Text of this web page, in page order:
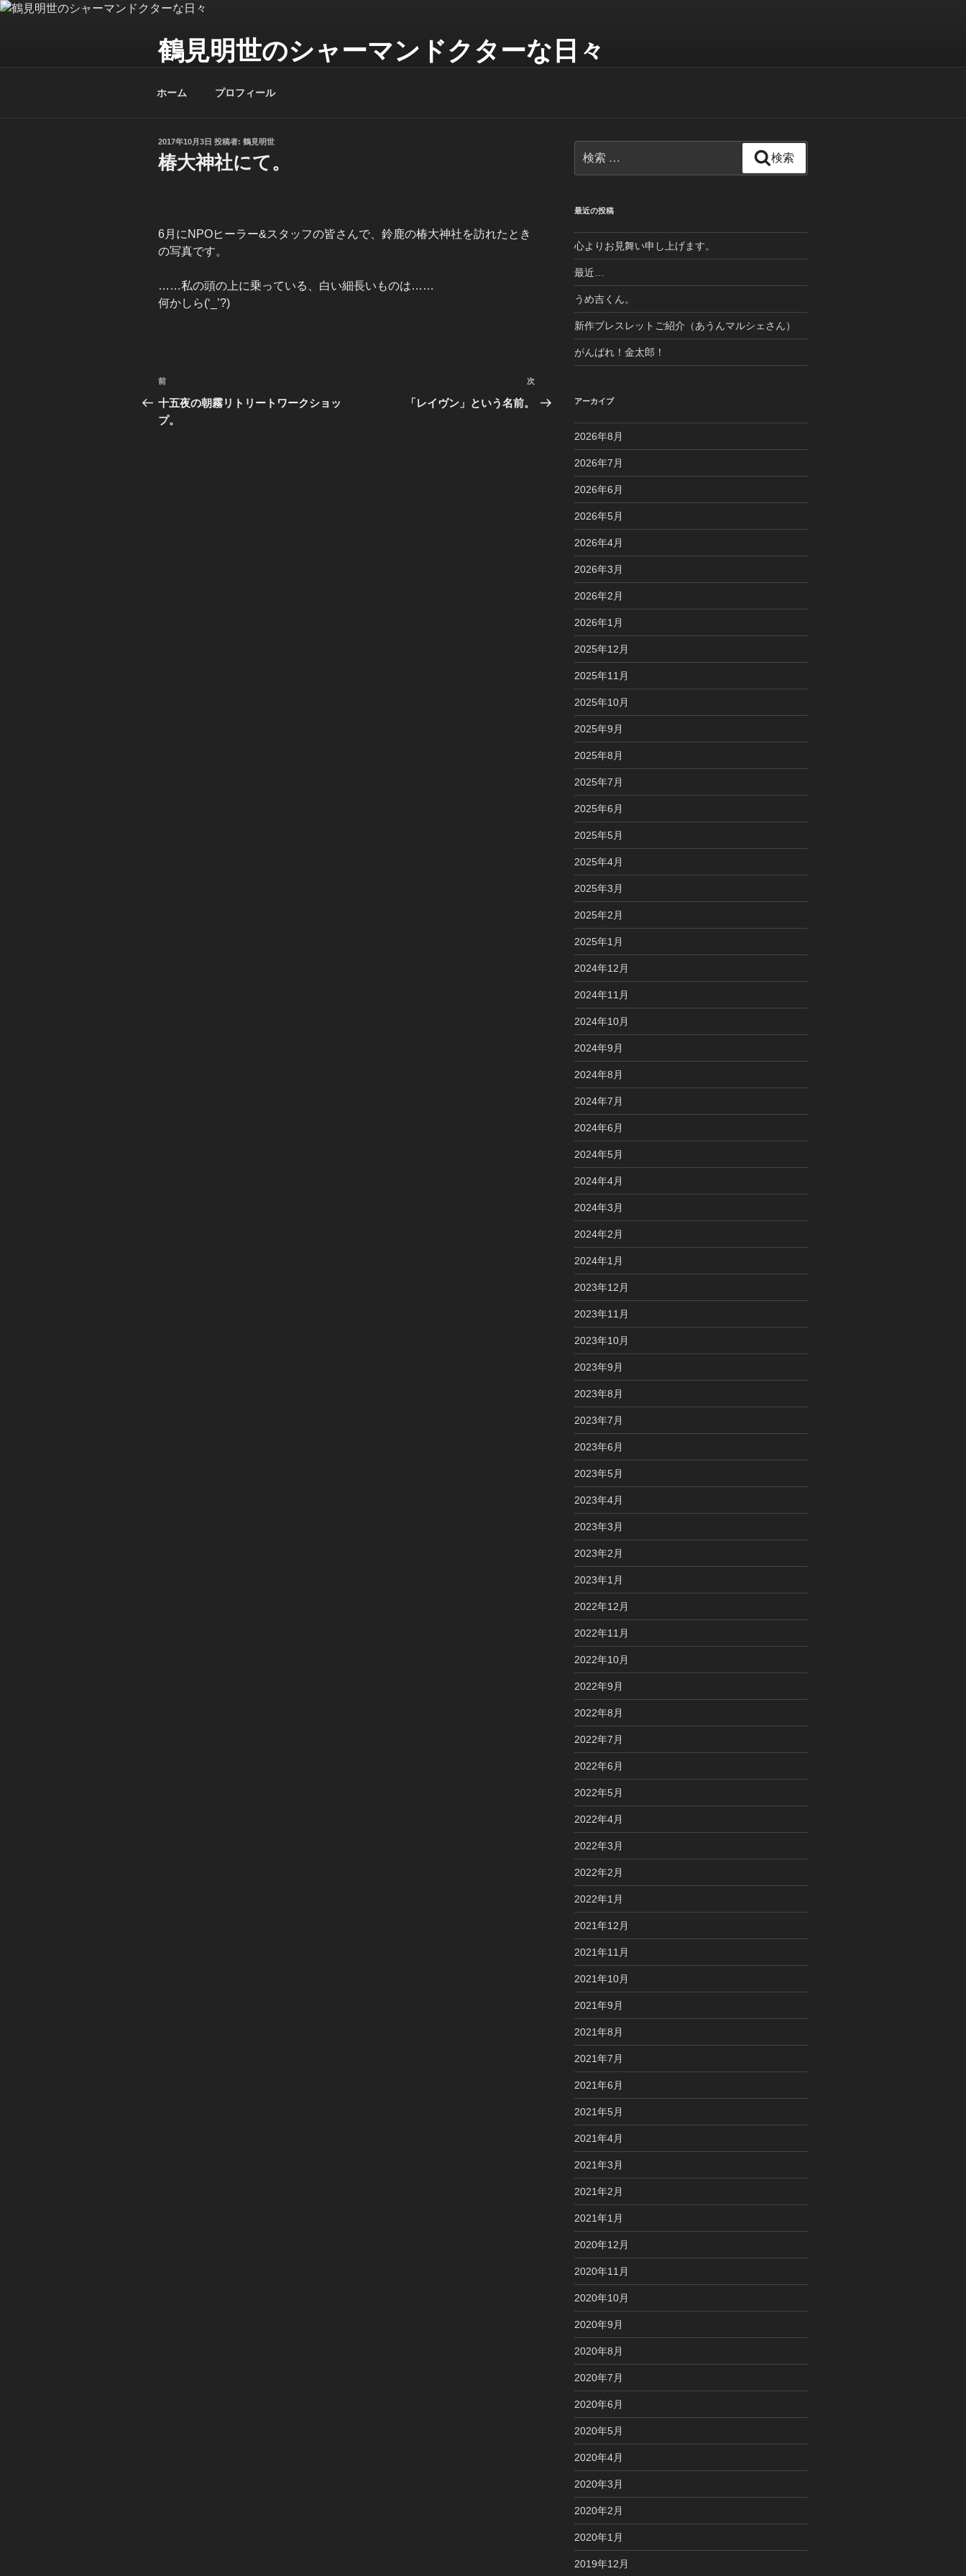
コ
鶴見明世のシャーマンドクターな日々
ホーム プロフィール
投
稿
日:
2017年10月3日 投稿者: 鶴見明世
椿大神社にて。
6月にNPOヒーラー&スタッフの皆さんで、鈴鹿の椿大神社を訪れたとき
の写真です。
……私の頭の上に乗っている、白い細長いものは……
何かしら(‘_’?)
投
稿
ナ
過
去
の
前
十五夜の朝霧リトリートワークショッ
プ。
の
次
「レイヴン」という名前。
索:
検索
最近の投稿
心よりお見舞い申し上げます。
最近…
うめ吉くん。
新作ブレスレットご紹介（あうんマルシェさん）
がんばれ！金太郎！
アーカイブ
2026年8月
2026年7月
2026年6月
2026年5月
2026年4月
2026年3月
2026年2月
2026年1月
2025年12月
2025年11月
2025年10月
2025年9月
2025年8月
2025年7月
2025年6月
2025年5月
2025年4月
2025年3月
2025年2月
2025年1月
2024年12月
2024年11月
2024年10月
2024年9月
2024年8月
2024年7月
2024年6月
2024年5月
2024年4月
2024年3月
2024年2月
2024年1月
2023年12月
2023年11月
2023年10月
2023年9月
2023年8月
2023年7月
2023年6月
2023年5月
2023年4月
2023年3月
2023年2月
2023年1月
2022年12月
2022年11月
2022年10月
2022年9月
2022年8月
2022年7月
2022年6月
2022年5月
2022年4月
2022年3月
2022年2月
2022年1月
2021年12月
2021年11月
2021年10月
2021年9月
2021年8月
2021年7月
2021年6月
2021年5月
2021年4月
2021年3月
2021年2月
2021年1月
2020年12月
2020年11月
2020年10月
2020年9月
2020年8月
2020年7月
2020年6月
2020年5月
2020年4月
2020年3月
2020年2月
2020年1月
2019年12月